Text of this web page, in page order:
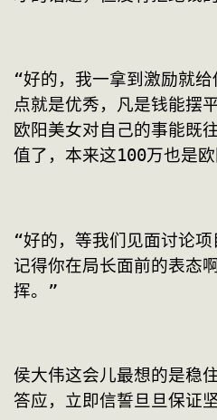
“好的，我一拿到激励就
点就是优秀，凡是钱能摆
欧阳美女对自己的事能既
值了，本来这100万也是欧
“好的，等我们见面讨论项
记得你在局长面前的表态
挥。”
侯大伟这会儿最想的是稳
答应，立即信誓旦旦保证